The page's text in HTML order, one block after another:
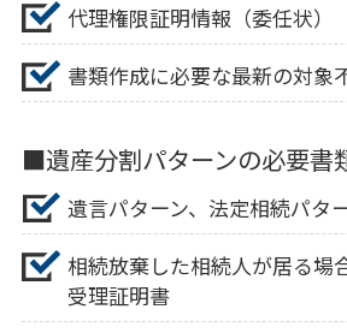
代理権限証明情報（委任状）
書類作成に必要な最新の対象
■遺産分割パターンの必要書
遺言パターン、法定相続パタ
相続放棄した相続人が居る場
受理証明書